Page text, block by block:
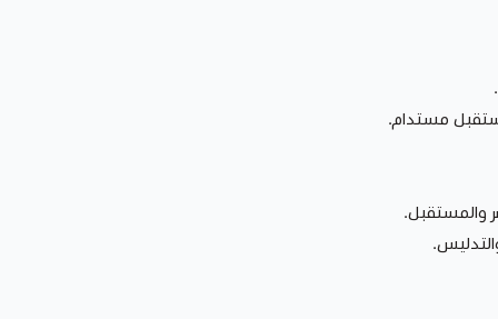
مستدام.
والمستقبل.